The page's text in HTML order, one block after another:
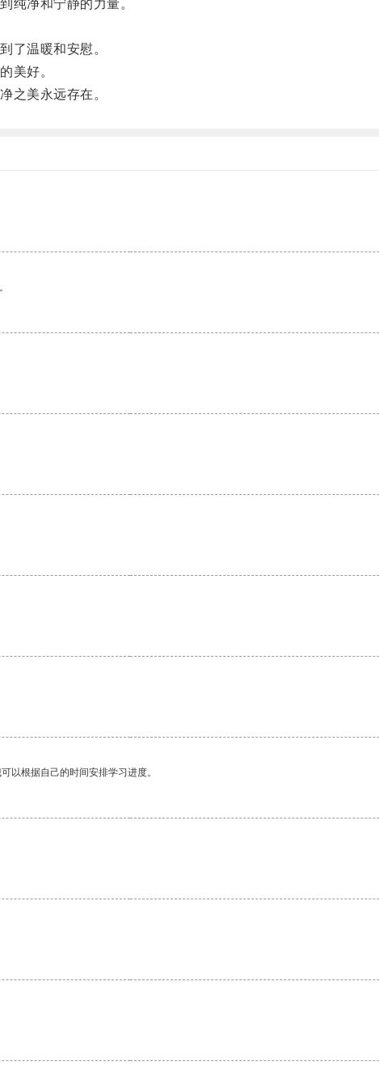
净和宁静的力量。
温暖和安慰。
美好。
美永远存在。
以根据自己的时间安排学习进度。